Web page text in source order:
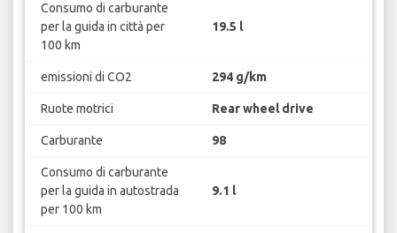
Consumo di carburante
per la guida in città per
100 km
19.5 l
emissioni di CO2 294 g/km
Ruote motrici Rear wheel drive
Carburante 98
Consumo di carburante
per la guida in autostrada
per 100 km
9.1 l